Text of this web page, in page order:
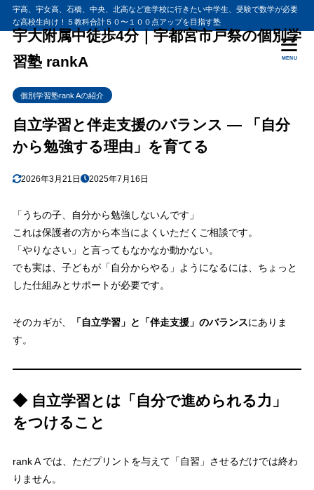
宇高、宇女高、石橋、中央、北高など進学校に行きたい中学生、受験で数学が必要
な高校生向け！５教科合計５０〜１００点アップを目指す塾
宇大附属中徒歩4分｜宇都宮市戸祭の個別学
習塾 rankA
MENU
個別学習塾rank Aの紹介
自立学習と伴走支援のバランス ― 「自分
から勉強する理由」を育てる
2026年3月21日 2025年7月16日
「うちの子、自分から勉強しないんです」
これは保護者の方から本当によくいただくご相談です。
「やりなさい」と言ってもなかなか動かない。
でも実は、子どもが「自分からやる」ようになるには、ちょっと
した仕組みとサポートが必要です。
そのカギが、 「自立学習」と「伴走支援」のバランスにありま
す。
◆ 自立学習とは「自分で進められる力」
をつけること
rank A では、ただプリントを与えて「自習」させるだけでは終わ
りません。